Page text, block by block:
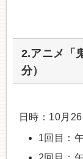
2.アニメ「
分）
日時：10月
1回目：